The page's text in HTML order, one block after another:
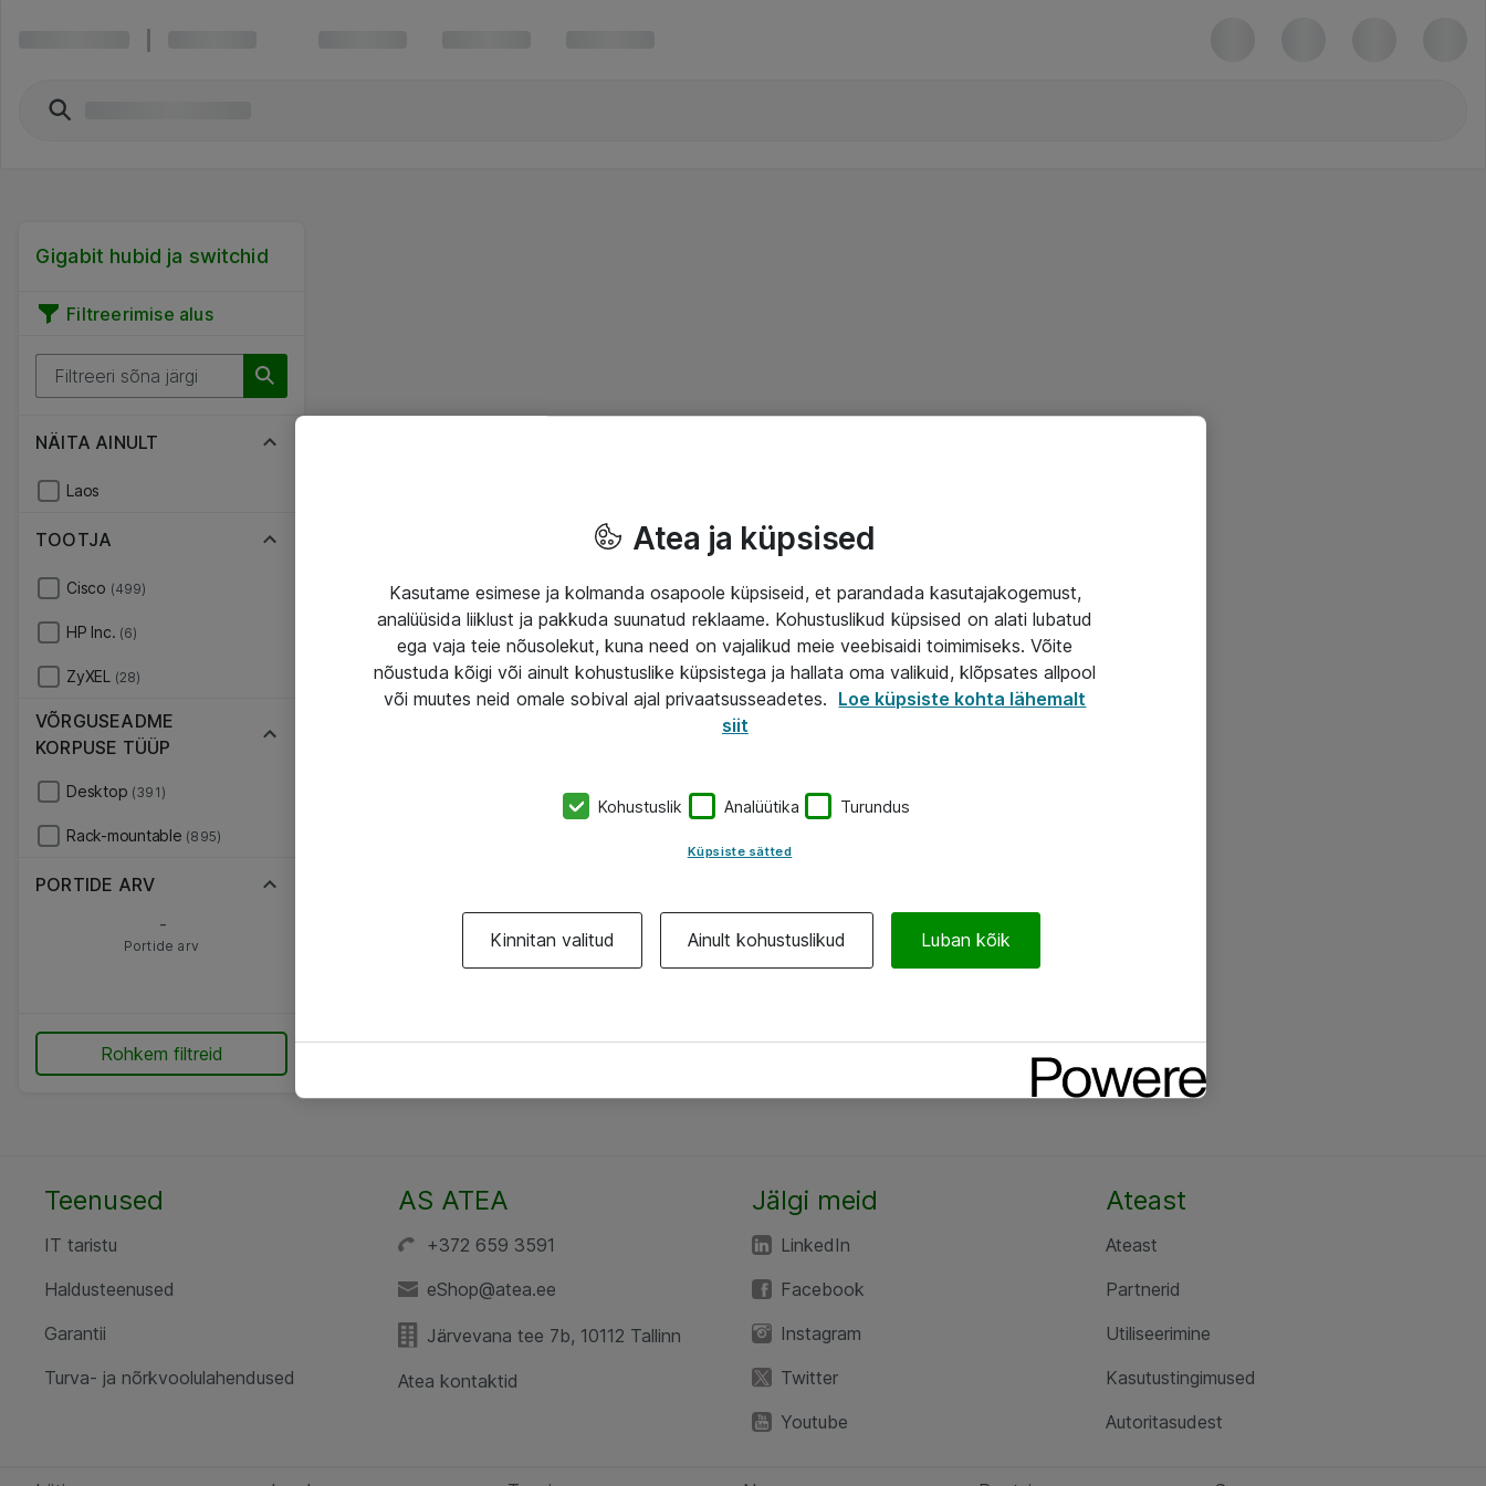
Gigabit hubid ja switchid
Filtreerimise alus
NÄITA AINULT
Laos
TOOTJA
Cisco (499)
HP Inc. (6)
ZyXEL (28)
VÕRGUSEADME
KORPUSE TÜÜP
Desktop (391)
Rack-mountable (895)
PORTIDE ARV
-
Portide arv
Rohkem filtreid
Teenused
IT taristu
Haldusteenused
Garantii
Turva- ja nõrkvoolulahendused
AS ATEA
+372 659 3591
eShop@atea.ee
Järvevana tee 7b, 10112 Tallinn
Atea kontaktid
Jälgi meid
LinkedIn
Facebook
Instagram
Twitter
Youtube
Ateast
Ateast
Partnerid
Utiliseerimine
Kasutustingimused
Autoritasudest
Atea ja küpsised
Kasutame esimese ja kolmanda osapoole küpsiseid, et parandada kasutajakogemust,
analüüsida liiklust ja pakkuda suunatud reklaame. Kohustuslikud küpsised on alati lubatud
ega vaja teie nõusolekut, kuna need on vajalikud meie veebisaidi toimimiseks. Võite
nõustuda kõigi või ainult kohustuslike küpsistega ja hallata oma valikuid, klõpsates allpool
või muutes neid omale sobival ajal privaatsusseadetes. Loe küpsiste kohta lähemalt
siit
Kohustuslik Analüütika Turundus
Küpsiste sätted
Kinnitan valitud Ainult kohustuslikud Luban kõik